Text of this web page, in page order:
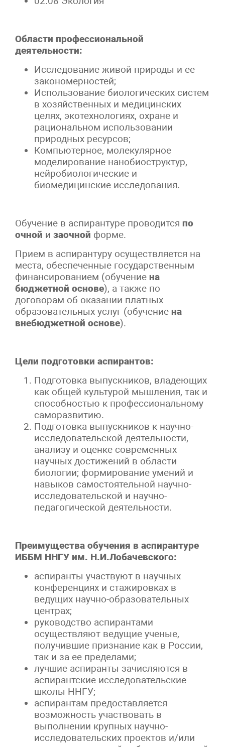
Области профессиональной
деятельности:
Исследование живой природы и ее
закономерностей;
Использование биологических систем
в хозяйственных и медицинских
целях, экотехнологиях, охране и
рациональном использовании
природных ресурсов;
Компьютерное, молекулярное
моделирование нанобиоструктур,
нейробиологические и
биомедицинские исследования.
Обучение в аспирантуре проводится по
очной и заочной форме.
Прием в аспирантуру осуществляется на
места, обеспеченные государственным
финансированием (обучение на
бюджетной основе), а также по
договорам об оказании платных
образовательных услуг (обучение на
внебюджетной основе).
Цели подготовки аспирантов:
Подготовка выпускников, владеющих
как общей культурой мышления, так и
способностью к профессиональному
саморазвитию.
Подготовка выпускников к научно-
исследовательской деятельности,
анализу и оценке современных
научных достижений в области
биологии; формирование умений и
навыков самостоятельной научно-
исследовательской и научно-
педагогической деятельности.
Преимущества обучения в аспирантуре
ИББМ ННГУ им. Н.И.Лобачевского:
аспиранты участвуют в научных
конференциях и стажировках в
ведущих научно-образовательных
центрах;
руководство аспирантами
осуществляют ведущие ученые,
получившие признание как в России,
так и за ее пределами;
лучшие аспиранты зачисляются в
аспирантские исследовательские
школы ННГУ;
аспирантам предоставляется
возможность участвовать в
выполнении крупных научно-
исследовательских проектов и/или